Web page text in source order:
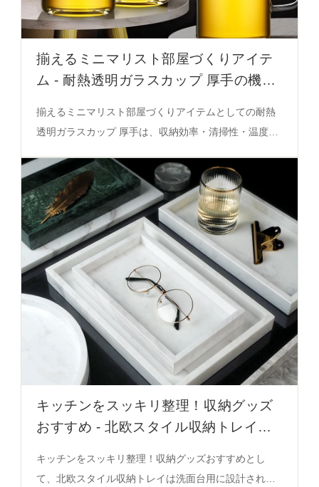
揃えるミニマリスト部屋づくりアイテ
ム - 耐熱透明ガラスカップ 厚手の機能
揃えるミニマリスト部屋づくりアイテムとしての耐熱
透明ガラスカップ 厚手は、収納効率・清掃性・温度安
を詳細に解説。
キッチンをスッキリ整理！収納グッズ
おすすめ - 北欧スタイル収納トレイの
キッチンをスッキリ整理！収納グッズおすすめとし
て、北欧スタイル収納トレイは洗面台用に設計された